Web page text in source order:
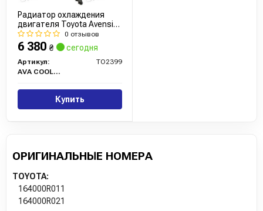
Радиатор охлаждения
двигателя Toyota Avensis
(03-08) 2,0d 2,2d MT
(TO2399) AVA
0 отзывов
6 380 ₴ сегодня
Артикул:
TO2399
AVA COOLING
Купить
ОРИГИНАЛЬНЫЕ НОМЕРА
TOYOTA:
164000R011
164000R021